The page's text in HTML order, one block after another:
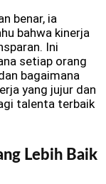
benar, ia
bahwa kinerja
Ini
setiap orang
bagaimana
yang jujur dan
talenta terbaik
Lebih Baik